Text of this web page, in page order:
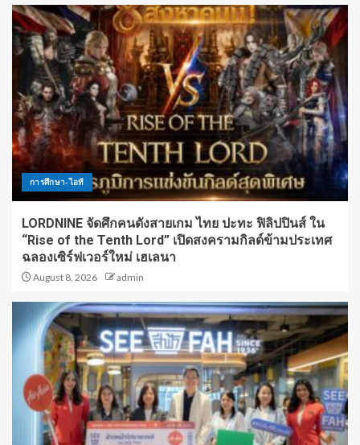
การศึกษา-ไอที
LORDNINE จัดศึกคนดังสายเกม ไทย ปะทะ ฟิลิปปินส์ ใน
“Rise of the Tenth Lord” เปิดสงครามกิลด์ข้ามประเทศ
ฉลองเซิร์ฟเวอร์ใหม่ เฮเลนา
August 8, 2026 admin